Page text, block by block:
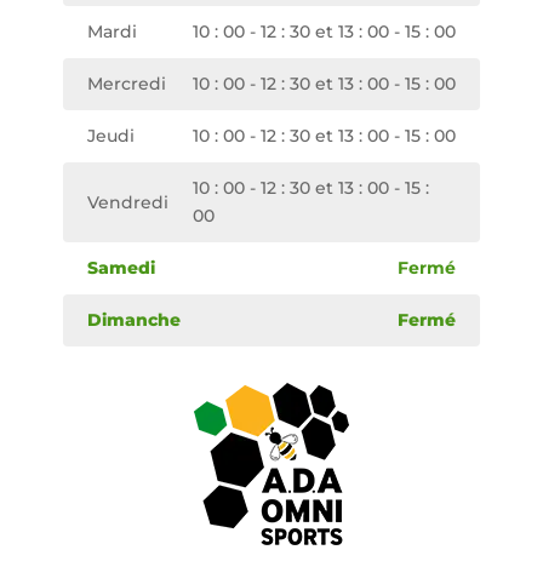
Mardi 10 : 00 - 12 : 30 et 13 : 00 - 15 : 00
Mercredi 10 : 00 - 12 : 30 et 13 : 00 - 15 : 00
Jeudi 10 : 00 - 12 : 30 et 13 : 00 - 15 : 00
Vendredi
10 : 00 - 12 : 30 et 13 : 00 - 15 :
00
Samedi Fermé
Dimanche Fermé